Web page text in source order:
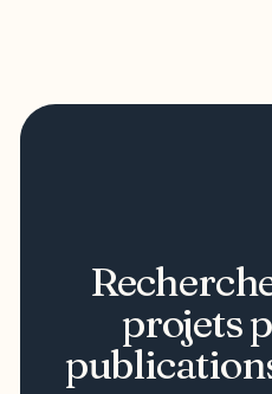
projets